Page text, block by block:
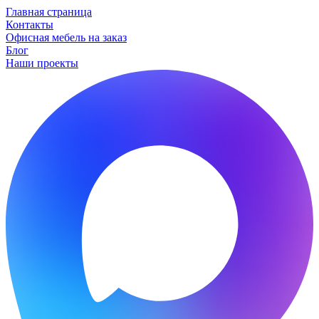
Главная страница
Контакты
Офисная мебель на заказ
Блог
Наши проекты